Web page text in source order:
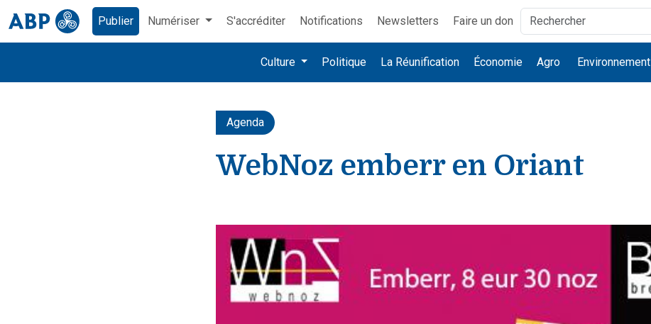
Publier Numériser S'accréditer Notifications Newsletters Faire un don
Culture Politique La Réunification Économie Agro Environnement
Agenda
WebNoz emberr en Oriant